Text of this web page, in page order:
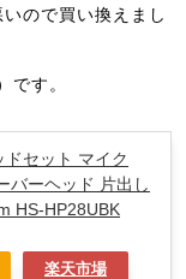
ので買い換えまし
です。
ドセット マイク
バーヘッド 片出し
HS-HP28UBK
楽天市場